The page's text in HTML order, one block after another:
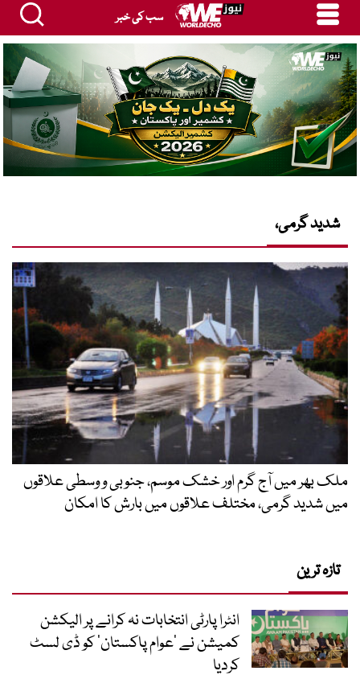
سب کی خبر
شدید گرمی،
ملک بھر میں آج گرم اور خشک موسم، جنوبی و وسطی علاقوں
میں شدید گرمی، مختلف علاقوں میں بارش کا امکان
تازہ ترین
انٹرا پارٹی انتخابات نہ کرانے پر الیکشن
کمیشن نے ’عوام پاکستان‘ کو ڈی لسٹ
کردیا